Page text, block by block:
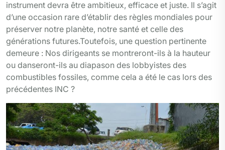
instrument devra être ambitieux, efficace et juste. Il s’agit
d’une occasion rare d’établir des règles mondiales pour
préserver notre planète, notre santé et celle des
générations futures.Toutefois, une question pertinente
demeure : Nos dirigeants se montreront-ils à la hauteur
ou danseront-ils au diapason des lobbyistes des
combustibles fossiles, comme cela a été le cas lors des
précédentes INC ?